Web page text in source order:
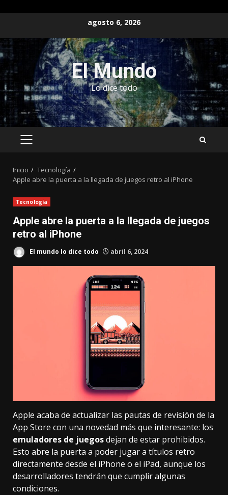
contenido
agosto 6, 2026
El Mundo
Lo dice todo
MENÚ
Inicio
Tecnología
Apple abre la puerta a la llegada de juegos retro al iPhone
Tecnología
Apple abre la puerta a la llegada de juegos
retro al iPhone
El mundo lo dice todo abril 6, 2024
Apple acaba de actualizar las pautas de revisión de la
App Store con una novedad más que interesante: los
emuladores de juegosdejan de estar prohibidos.
Esto abre la puerta a poder jugar a títulos retro
directamente desde el iPhone o el iPad, aunque los
desarrolladores tendrán que cumplir algunas
condiciones.